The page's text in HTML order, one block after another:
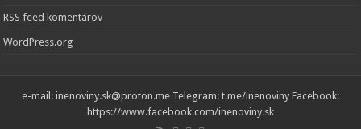
RSS feed komentárov
WordPress.org
e-mail: inenoviny.sk@proton.me Telegram: t.me/inenoviny Facebook:
https://www.facebook.com/inenoviny.sk